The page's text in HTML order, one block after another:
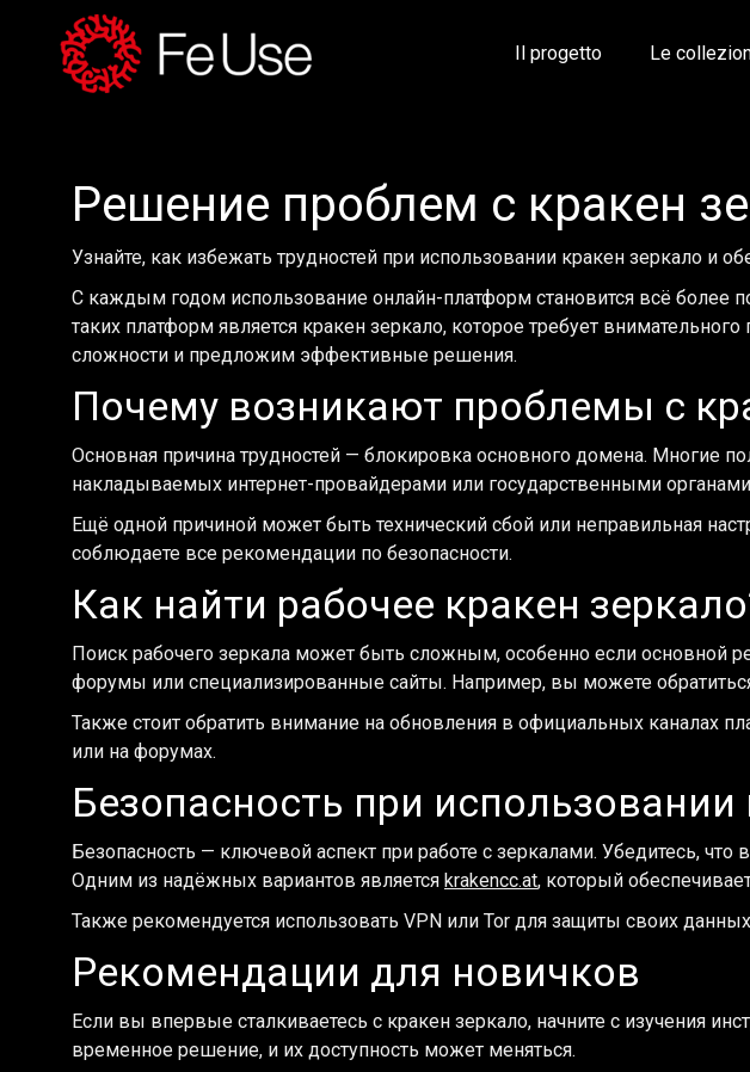
Il progetto Le
Решение проблем с кракен
Узнайте, как избежать трудностей при использовании кракен зеркало и
С каждым годом использование онлайн-платформ становится всё более
таких платформ является кракен зеркало, которое требует
сложности и предложим эффективные решения.
Почему возникают проблемы с
Основная причина трудностей — блокировка основного домена. Многие
накладываемых интернет-провайдерами или государственными
Ещё одной причиной может быть технический сбой или неправильная
соблюдаете все рекомендации по безопасности.
Как найти рабочее кракен
Поиск рабочего зеркала может быть сложным, особенно если основной
форумы или специализированные сайты. Например, вы можете
Также стоит обратить внимание на обновления в официальных каналах
или на форумах.
Безопасность при использовании
Безопасность — ключевой аспект при работе с зеркалами. Убедитесь,
Одним из надёжных вариантов является krakencc.at, который
Также рекомендуется использовать VPN или Tor для защиты своих
Рекомендации для новичков
Если вы впервые сталкиваетесь с кракен зеркало, начните с изучения
временное решение, и их доступность может меняться.